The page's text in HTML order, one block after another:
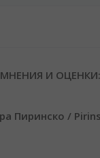
И ОЦЕНКИ:
Пиринско /